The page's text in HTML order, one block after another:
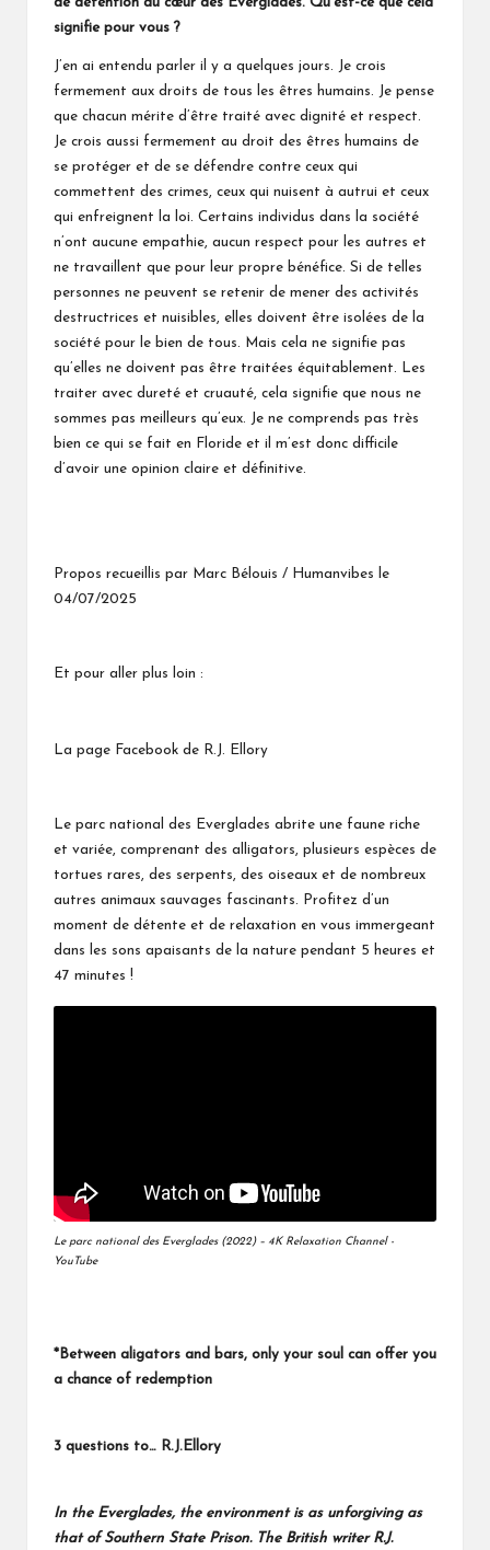
de détention au cœur des Everglades. Qu’est-ce que cela
signifie pour vous ?
J’en ai entendu parler il y a quelques jours. Je crois
fermement aux droits de tous les êtres humains. Je pense
que chacun mérite d’être traité avec dignité et respect.
Je crois aussi fermement au droit des êtres humains de
se protéger et de se défendre contre ceux qui
commettent des crimes, ceux qui nuisent à autrui et ceux
qui enfreignent la loi. Certains individus dans la société
n’ont aucune empathie, aucun respect pour les autres et
ne travaillent que pour leur propre bénéfice. Si de telles
personnes ne peuvent se retenir de mener des activités
destructrices et nuisibles, elles doivent être isolées de la
société pour le bien de tous. Mais cela ne signifie pas
qu’elles ne doivent pas être traitées équitablement. Les
traiter avec dureté et cruauté, cela signifie que nous ne
sommes pas meilleurs qu’eux. Je ne comprends pas très
bien ce qui se fait en Floride et il m’est donc difficile
d’avoir une opinion claire et définitive.
Propos recueillis par Marc Bélouis / Humanvibes le
04/07/2025
Et pour aller plus loin :
La page Facebook de R.J. Ellory
Le parc national des Everglades abrite une faune riche
et variée, comprenant des alligators, plusieurs espèces de
tortues rares, des serpents, des oiseaux et de nombreux
autres animaux sauvages fascinants. Profitez d’un
moment de détente et de relaxation en vous immergeant
dans les sons apaisants de la nature pendant 5 heures et
47 minutes !
Le parc national des Everglades (2022) – 4K Relaxation Channel -
YouTube
*Between aligators and bars, only your soul can offer you
a chance of redemption
3 questions to… R.J.Ellory
In the Everglades, the environment is as unforgiving as
that of Southern State Prison. The British writer R.J.